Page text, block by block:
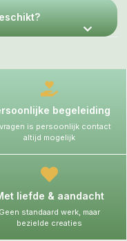
begeleiding
is persoonlijk contact
altijd mogelijk
liefde & aandacht
Geen standaard werk, maar
bezielde creaties